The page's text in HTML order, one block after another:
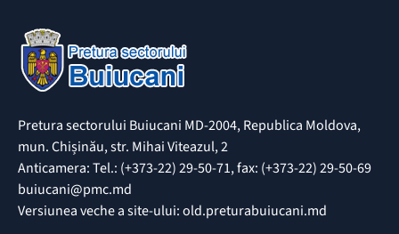
Pretura sectorului Buiucani MD-2004, Republica Moldova,
mun. Chișinău, str. Mihai Viteazul, 2
Anticamera: Tel.: (+373-22) 29-50-71, fax: (+373-22) 29-50-69
buiucani@pmc.md
Versiunea veche a site-ului: old.preturabuiucani.md